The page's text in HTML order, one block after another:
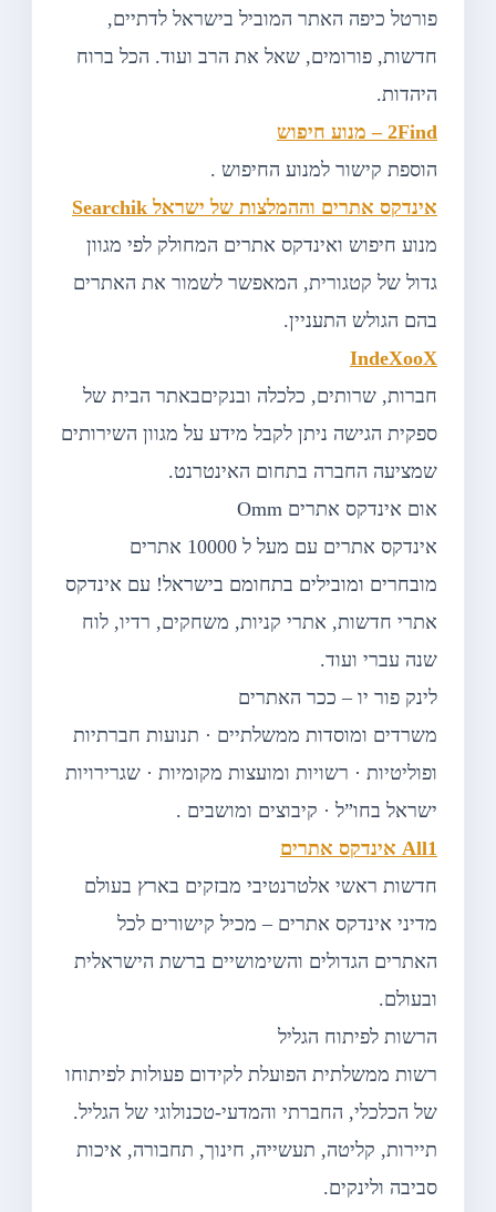
פורטל כיפה האתר המוביל בישראל לדתיים,
חדשות, פורומים, שאל את הרב ועוד. הכל ברוח
היהדות.
2Find – מנוע חיפוש
הוספת קישור למנוע החיפוש .
אינדקס אתרים וההמלצות של ישראל Searchik
מנוע חיפוש ואינדקס אתרים המחולק לפי מגוון
גדול של קטגורית, המאפשר לשמור את האתרים
בהם הגולש התעניין.
IndeXooX
חברות, שרותים, כלכלה ובנקיםבאתר הבית של
ספקית הגישה ניתן לקבל מידע על מגוון השירותים
שמציעה החברה בתחום האינטרנט.
אום אינדקס אתרים Omm
אינדקס אתרים עם מעל ל 10000 אתרים
מובחרים ומובילים בתחומם בישראל! עם אינדקס
אתרי חדשות, אתרי קניות, משחקים, רדיו, לוח
שנה עברי ועוד.
לינק פור יו – ככר האתרים
משרדים ומוסדות ממשלתיים · תנועות חברתיות
ופוליטיות · רשויות ומועצות מקומיות · שגרירויות
ישראל בחו”ל · קיבוצים ומושבים .
All1 אינדקס אתרים
חדשות ראשי אלטרנטיבי מבזקים בארץ בעולם
מדיני אינדקס אתרים – מכיל קישורים לכל
האתרים הגדולים והשימושיים ברשת הישראלית
ובעולם.
הרשות לפיתוח הגליל
רשות ממשלתית הפועלת לקידום פעולות לפיתוחו
של הכלכלי, החברתי והמדעי-טכנולוגי של הגליל.
תיירות, קליטה, תעשייה, חינוך, תחבורה, איכות
סביבה ולינקים.